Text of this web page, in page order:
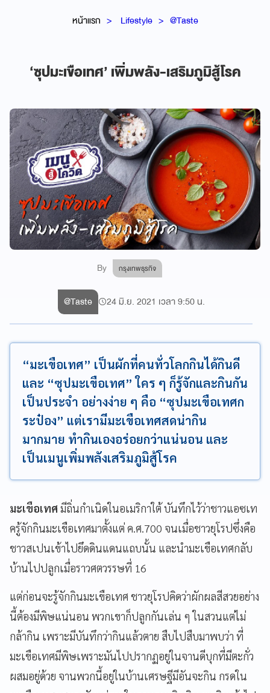
หน้าแรก Lifestyle @Taste
‘ซุปมะเขือเทศ’ เพิ่มพลัง-เสริมภูมิสู้โรค
By กรุงเทพธุรกิจ
@Taste 24 มิ.ย. 2021 เวลา 9:50 น.
“มะเขือเทศ” เป็นผักที่คนทั่วโลกกินได้กินดี
และ “ซุปมะเขือเทศ” ใคร ๆ ก็รู้จักและกินกัน
เป็นประจำ อย่างง่าย ๆ คือ “ซุปมะเขือเทศก
ระป๋อง” แต่เรามีมะเขือเทศสดน่ากิน
มากมาย ทำกินเองอร่อยกว่าแน่นอน และ
เป็นเมนูเพิ่มพลังเสริมภูมิสู้โรค
มะเขือเทศมีถิ่นกำเนิดในอเมริกาใต้ บันทึกไว้ว่าชาวแอซเท
ครู้จักกินมะเขือเทศมาตั้งแต่ ค.ศ.700 จนเมื่อชาวยุโรปซึ่งคือ
ชาวสเปนเข้าไปยึดดินแดนแถบนั้น และนำมะเขือเทศกลับ
บ้านไปปลูกเมื่อราวศตวรรษที่ 16
แต่ก่อนจะรู้จักกินมะเขือเทศ ชาวยุโรปคิดว่าผักผลสีสวยอย่าง
นี้ต้องมีพิษแน่นอน พวกเขาก็ปลูกกันเล่น ๆ ในสวนแต่ไม่
กล้ากิน เพราะมีบันทึกว่ากินแล้วตาย สืบไปสืบมาพบว่า ที่
มะเขือเทศมีพิษเพราะมันไปปรากฏอยู่ในจานดีบุกที่มีตะกั่ว
ผสมอยู่ด้วย จานพวกนี้อยู่ในบ้านเศรษฐีมีอันจะกิน กรดใน